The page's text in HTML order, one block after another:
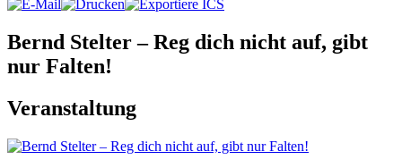
Bernd Stelter – Reg dich nicht auf, gibt
nur Falten!
Veranstaltung